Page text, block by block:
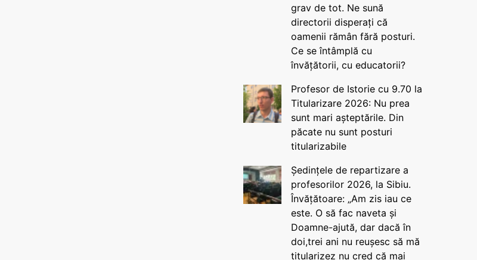
grav de tot. Ne sună
directorii disperați că
oamenii rămân fără posturi.
Ce se întâmplă cu
învățătorii, cu educatorii?
Profesor de Istorie cu 9.70 la
Titularizare 2026: Nu prea
sunt mari așteptările. Din
păcate nu sunt posturi
titularizabile
Ședințele de repartizare a
profesorilor 2026, la Sibiu.
Învățătoare: „Am zis iau ce
este. O să fac naveta și
Doamne-ajută, dar dacă în
doi,trei ani nu reușesc să mă
titularizez nu cred că mai